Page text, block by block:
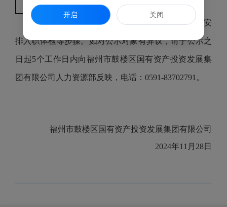
拟录用人员经公示不影响录用的，按有关规定安
排入职体检等步骤。如对公示对象有异议，请于公示之
日起5个工作日内向福州市鼓楼区国有资产投资发展集
团有限公司人力资源部反映，电话： 0591-83702791 。
福州市鼓楼区国有资产投资发展集团有限公司
2024年11 月 28日
开启 关闭